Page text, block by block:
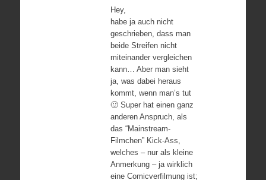
Hey,
habe ja auch nicht
geschrieben, dass man
beide Streifen nicht
miteinander vergleichen
kann… Aber man sieht
ja, was dabei heraus
kommt, wenn man’s tut
🙂 Super hat einen ganz
anderen Anspruch, als
das “Mainstream-
Filmchen” Kick-Ass,
welches – nur als kleine
Anmerkung – ja wirklich
eine Comicverfilmung ist;